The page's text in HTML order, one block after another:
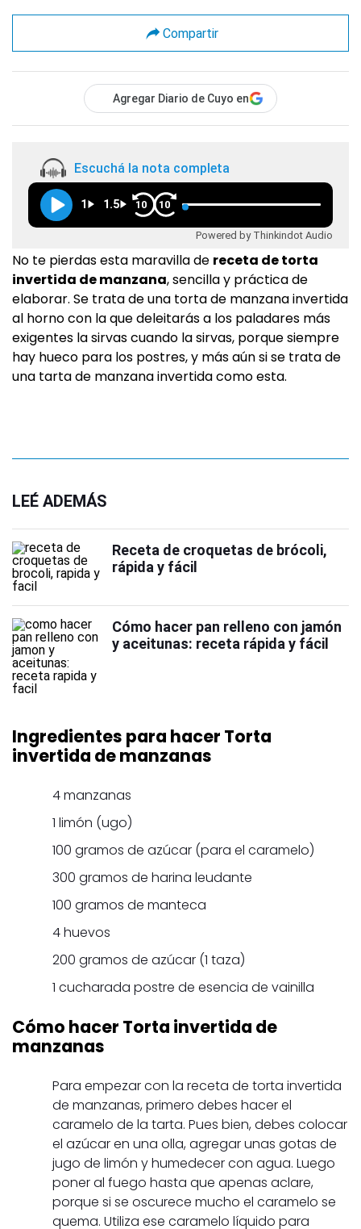
Compartir
Agregar Diario de Cuyo en
Escuchá la nota completa
1 1.5 10 10
Powered by Thinkindot Audio
No te pierdas esta maravilla de receta de torta
invertida de manzana, sencilla y práctica de
elaborar. Se trata de una torta de manzana invertida
al horno con la que deleitarás a los paladares más
exigentes la sirvas cuando la sirvas, porque siempre
hay hueco para los postres, y más aún si se trata de
una tarta de manzana invertida como esta.
LEÉ ADEMÁS
Receta de croquetas de brócoli,
rápida y fácil
Cómo hacer pan relleno con jamón
y aceitunas: receta rápida y fácil
Ingredientes para hacer Torta
invertida de manzanas
4 manzanas
1 limón (ugo)
100 gramos de azúcar (para el caramelo)
300 gramos de harina leudante
100 gramos de manteca
4 huevos
200 gramos de azúcar (1 taza)
1 cucharada postre de esencia de vainilla
Cómo hacer Torta invertida de
manzanas
Para empezar con la receta de torta invertida
de manzanas, primero debes hacer el
caramelo de la tarta. Pues bien, debes colocar
el azúcar en una olla, agregar unas gotas de
jugo de limón y humedecer con agua. Luego
poner al fuego hasta que apenas aclare,
porque si se oscurece mucho el caramelo se
quema. Utiliza ese caramelo líquido para